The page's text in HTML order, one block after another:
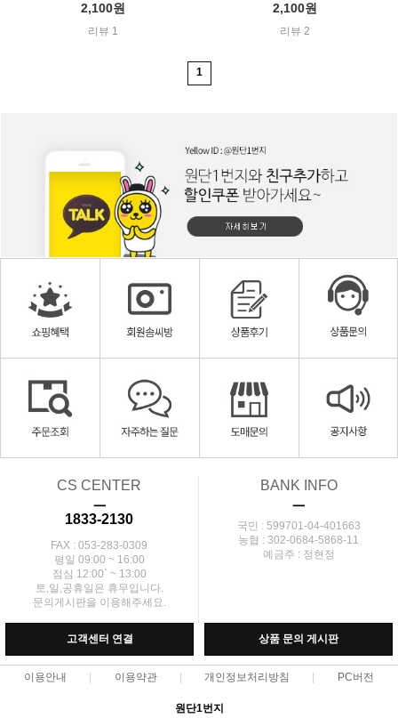
2,100원
리뷰 1
2,100원
리뷰 2
1
CS CENTER
ㅡ
1833-2130
FAX : 053-283-0309
평일 09:00 ~ 16:00
점심 12:00` ~ 13:00
토,일,공휴일은 휴무입니다.
문의게시판을 이용해주세요.
BANK INFO
ㅡ
국민 : 599701-04-401663
농협 : 302-0684-5868-11
예금주 : 정현정
고객센터 연결 상품 문의 게시판
이용안내 이용약관 개인정보처리방침 PC버전
원단1번지